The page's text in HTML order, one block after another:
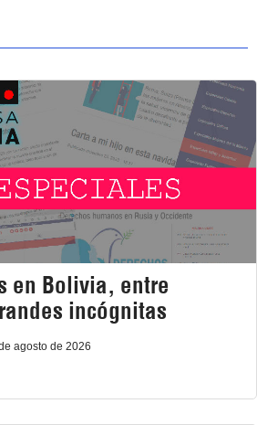
en Bolivia, entre
incógnitas
agosto de 2026